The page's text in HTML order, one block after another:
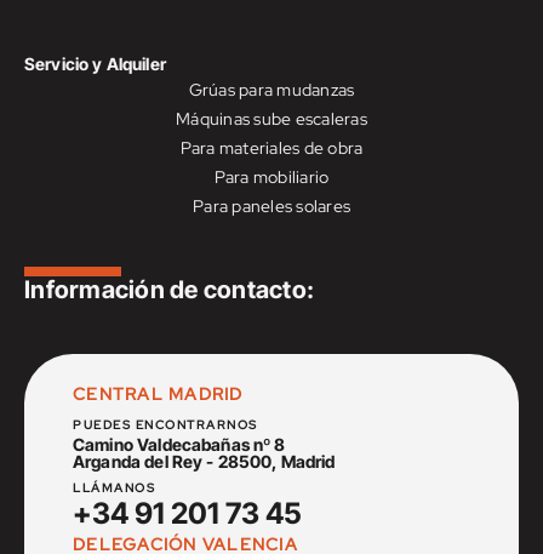
Servicio y Alquiler
Grúas para mudanzas
Máquinas sube escaleras
Para materiales de obra
Para mobiliario
Para paneles solares
Información de contacto:
CENTRAL MADRID
PUEDES ENCONTRARNOS
Camino Valdecabañas nº 8
Arganda del Rey - 28500, Madrid
LLÁMANOS
+34 91 201 73 45
DELEGACIÓN VALENCIA